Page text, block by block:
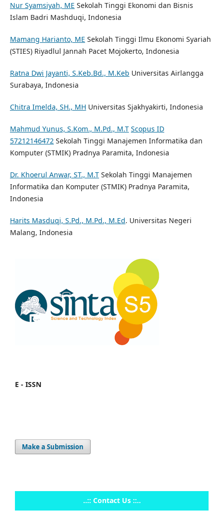
Nur Syamsiyah, ME Sekolah Tinggi Ekonomi dan Bisnis
Islam Badri Mashduqi, Indonesia
Mamang Harianto, ME Sekolah Tinggi Ilmu Ekonomi Syariah
(STIES) Riyadlul Jannah Pacet Mojokerto, Indonesia
Ratna Dwi Jayanti, S.Keb.Bd., M.Keb Universitas Airlangga
Surabaya, Indonesia
Chitra Imelda, SH., MH Universitas Sjakhyakirti, Indonesia
Mahmud Yunus, S.Kom., M.Pd., M.T Scopus ID
57212146472Sekolah Tinggi Manajemen Informatika dan
Komputer (STMIK) Pradnya Paramita, Indonesia
Dr. Khoerul Anwar, ST., M.TSekolah Tinggi Manajemen
Informatika dan Komputer (STMIK) Pradnya Paramita,
Indonesia
Harits Masduqi, S.Pd., M.Pd., M.Ed. Universitas Negeri
Malang, Indonesia
E - ISSN
Make a Submission
..:: Contact Us ::..